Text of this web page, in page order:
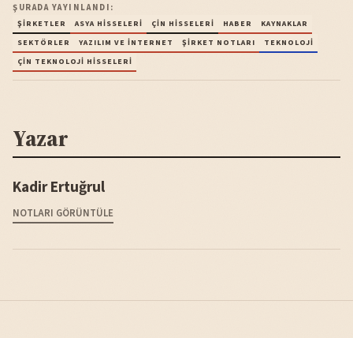
ŞURADA YAYINLANDI:
ŞIRKETLER ASYA HISSELERI ÇIN HISSELERI HABER
KAYNAKLAR
SEKTÖRLER
YAZILIM VE İNTERNET ŞIRKET NOTLARI
TEKNOLOJI
ÇIN TEKNOLOJI HISSELERI
Yazar
Kadir Ertuğrul
NOTLARI GÖRÜNTÜLE